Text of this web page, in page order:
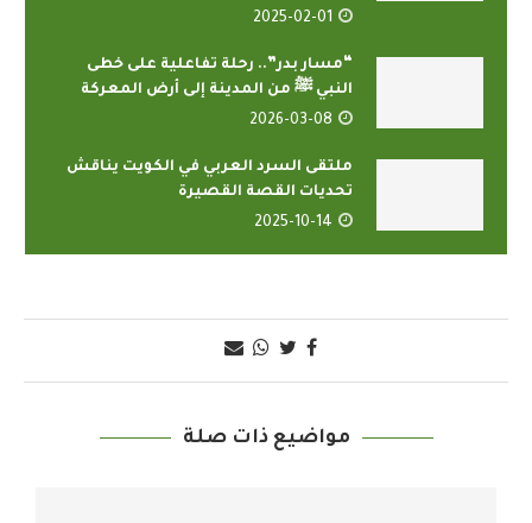
2025-02-01
“مسار بدر”.. رحلة تفاعلية على خطى
النبي ﷺ من المدينة إلى أرض المعركة
2026-03-08
ملتقى السرد العربي في الكويت يناقش
تحديات القصة القصيرة
2025-10-14
مواضيع ذات صلة